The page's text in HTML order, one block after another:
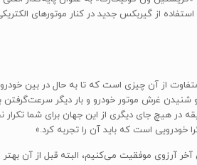
از آن چیزی است که تا به حال در بین
غرش موتور خودرو و بار دیگر سرعت‌گرفتن با
از 2500 دور بر دقیقه در هیچ جای دیگری از این
خودرویی است که باید آن را تجربه کرد.»